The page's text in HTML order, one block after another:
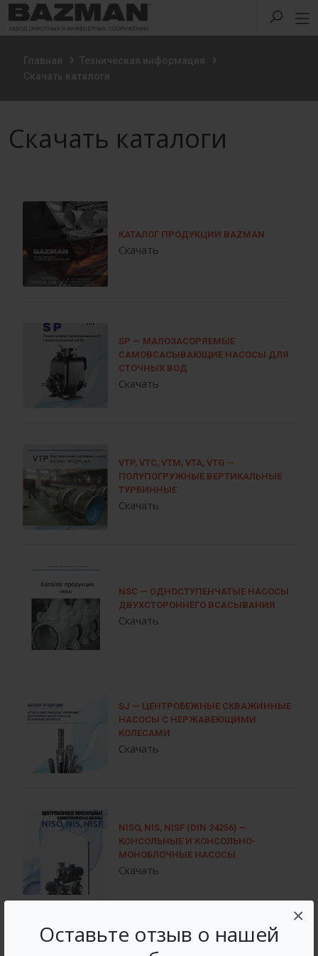
Оставьте отзыв о нашей
×
Главная
Техническая информация
Скачать каталоги
Скачать каталоги
КАТАЛОГ ПРОДУКЦИИ BAZMAN
Скачать
SP — МАЛОЗАСОРЯЕМЫЕ
САМОВСАСЫВАЮЩИЕ НАСОСЫ ДЛЯ
СТОЧНЫХ ВОД
Скачать
VTP, VTC, VTM, VTA, VTG —
ПОЛУПОГРУЖНЫЕ ВЕРТИКАЛЬНЫЕ
ТУРБИННЫЕ
Скачать
NSC — ОДНОСТУПЕНЧАТЫЕ НАСОСЫ
ДВУХСТОРОННЕГО ВСАСЫВАНИЯ
Скачать
SJ — ЦЕНТРОБЕЖНЫЕ СКВАЖИННЫЕ
НАСОСЫ С НЕРЖАВЕЮЩИМИ
КОЛЕСАМИ
Скачать
NISO, NIS, NISF (DIN 24256) —
КОНСОЛЬНЫЕ И КОНСОЛЬНО-
МОНОБЛОЧНЫЕ НАСОСЫ
Скачать